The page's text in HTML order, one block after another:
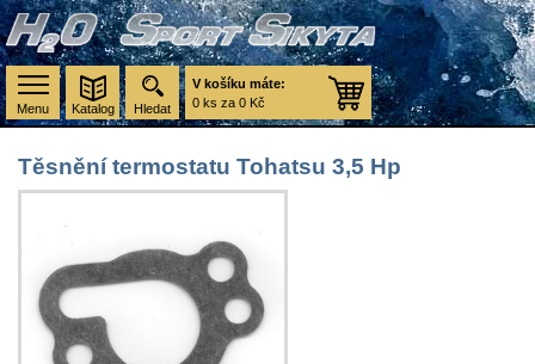
Menu
V košíku máte:
0 ks za 0 Kč
Hledat
Těsnění termostatu Tohatsu 3,5 Hp
Katalog